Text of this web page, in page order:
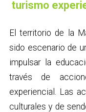
turismo
El territorio de la
sido escenario de
impulsar la
través de
experiencial. Las
culturales y de